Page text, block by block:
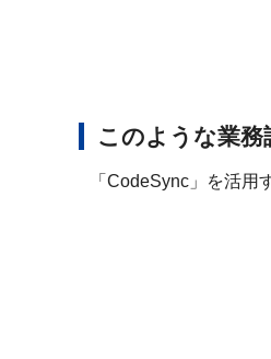
このような業務
「CodeSync」を活用